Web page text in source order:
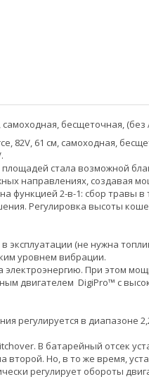
самоходная, бесщеточная, (без
82V, 61 см, самоходная,
стала возможной
направлениях, создавая
функцией 2-в-1: сбор травы
Регулировка высоты
(не нужна
уровнем вибрации.
При этом
двигателем DigiPro™ с
регулируется в диапазоне
В батарейный отсек
Но, в то же время,
регулирует обороты